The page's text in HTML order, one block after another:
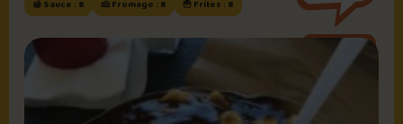
🍯 Sauce : 8 🧀 Fromage : 8 🍟 Frites : 8
Sauce brune